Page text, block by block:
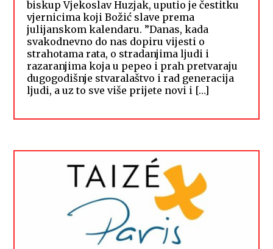
biskup Vjekoslav Huzjak, uputio je čestitku
vjernicima koji Božić slave prema
julijanskom kalendaru. ”Danas, kada
svakodnevno do nas dopiru vijesti o
strahotama rata, o stradanjima ljudi i
razaranjima koja u pepeo i prah pretvaraju
dugogodišnje stvaralaštvo i rad generacija
ljudi, a uz to sve više prijete novi i […]